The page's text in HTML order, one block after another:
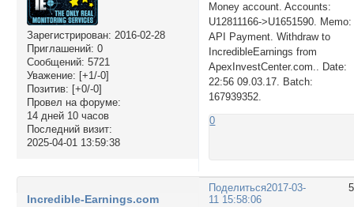
Зарегистрирован: 2016-02-28
Приглашений: 0
Сообщений: 5721
Уважение: [+1/-0]
Позитив: [+0/-0]
Провел на форуме:
14 дней 10 часов
Последний визит:
2025-04-01 13:59:38
Money account. Accounts:
U12811166->U1651590. Memo:
API Payment. Withdraw to
IncredibleEarnings from
ApexInvestCenter.com.. Date:
22:56 09.03.17. Batch:
167939352.
0
Поделиться2017-03-
11 15:58:06
Incredible-Earnings.com